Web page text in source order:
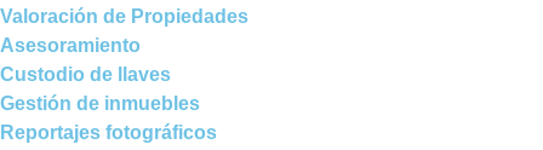
Valoración de Propiedades
Asesoramiento
Custodio de llaves
Gestión de inmuebles
Reportajes fotográficos